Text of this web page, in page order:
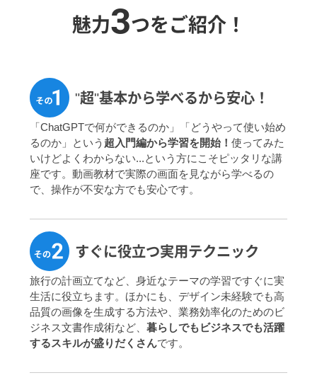
魅力3つをご紹介！
"超"基本から学べるから安心！
「ChatGPTで何ができるのか」「どうやって使い始め
るのか」という 超入門編から学習を開始！ 使ってみた
いけどよくわからない...という方にこそピッタリな講
座です。動画教材で実際の画面を見ながら学べるの
で、操作が不安な方でも安心です。
すぐに役立つ実用テクニック
旅行の計画立てなど、身近なテーマの学習ですぐに実
生活に役立ちます。ほかにも、デザイン未経験でも高
品質の画像を生成する方法や、業務効率化のためのビ
ジネス文書作成術など、 暮らしでもビジネスでも活躍
するスキルが盛りだくさんです。